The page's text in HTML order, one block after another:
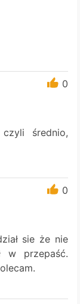
0
średnio,
0
sie że nie
w przepaść.